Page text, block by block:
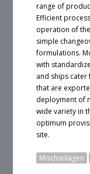
range of
Efficient
operation of
simple
formulations.
with
and ships
that are
deployment of
wide variety in
optimum
site.
Mischanlagen